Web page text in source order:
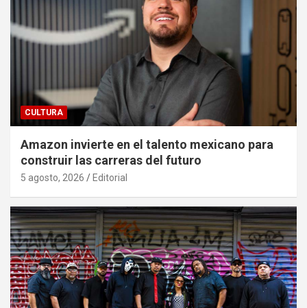
CULTURA
Amazon invierte en el talento mexicano para
construir las carreras del futuro
5 agosto, 2026 Editorial